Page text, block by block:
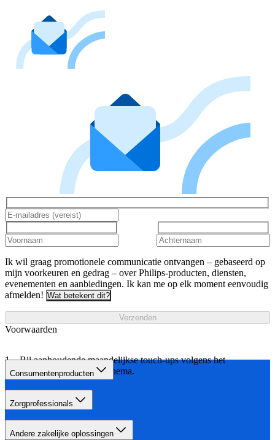
Ik wil graag promotionele communicatie ontvangen – gebaseerd op
mijn voorkeuren en gedrag – over Philips-producten, diensten,
evenementen en aanbiedingen. Ik kan me op elk moment eenvoudig
afmelden! Wat betekent dit?
Verzenden
Voorwaarden
Bij aanhoudende maandelijkse touch-ups volgens het
aangegeven behandelschema.
Consumentenproducten
Zorgprofessionals
Andere zakelijke oplossingen